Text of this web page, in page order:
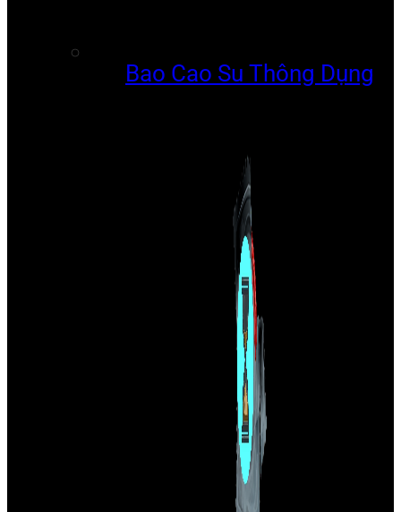
Bao Cao Su Thông Dụng